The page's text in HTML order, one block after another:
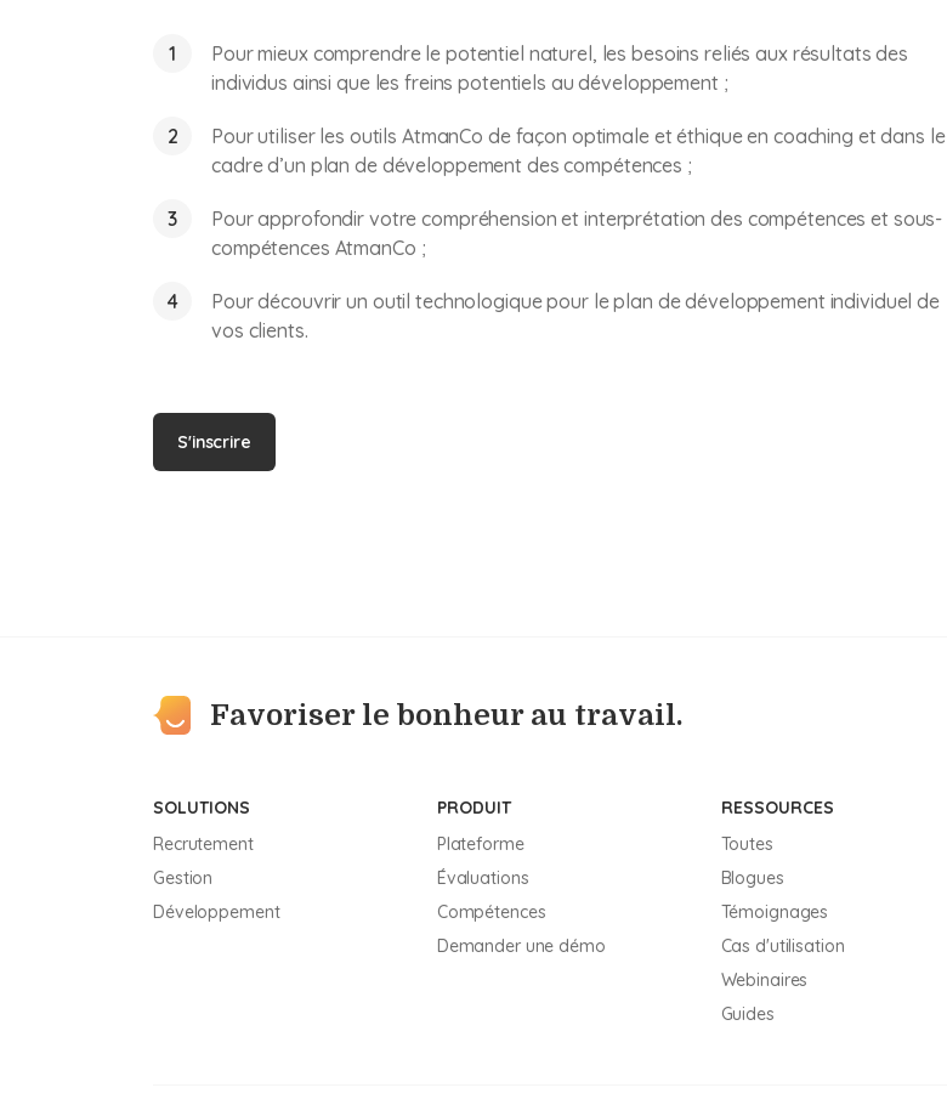
Pour mieux comprendre le potentiel naturel, les besoins reliés aux résultats des
individus ainsi que les freins potentiels au développement ;
Pour utiliser les outils AtmanCo de façon optimale et éthique en coaching et dans le
cadre d’un plan de développement des compétences ;
Pour approfondir votre compréhension et interprétation des compétences et sous-
compétences AtmanCo ;
Pour découvrir un outil technologique pour le plan de développement individuel de
vos clients.
S'inscrire
Favoriser le bonheur au travail.
SOLUTIONS
Recrutement
Gestion
Développement
PRODUIT
Plateforme
Évaluations
Compétences
Demander une démo
RESSOURCES
Toutes
Blogues
Témoignages
Cas d'utilisation
Webinaires
Guides